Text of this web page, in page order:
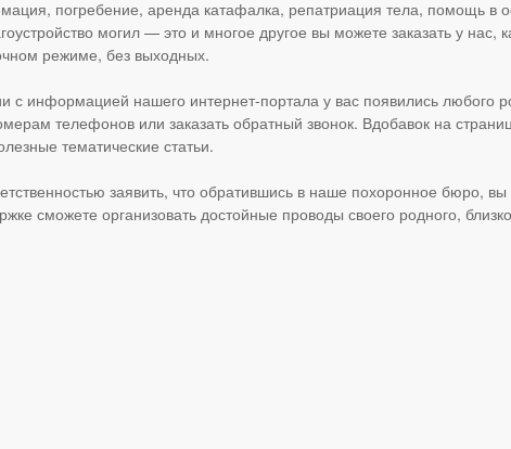
погребение, аренда катафалка, репатриация тела, помощь
могил — это и многое другое вы можете заказать у
режиме, без выходных.
с информацией нашего интернет-портала у вас появились любого
телефонов или заказать обратный звонок. Вдобавок на
тематические статьи.
заявить, что обратившись в наше похоронное бюро, вы
сможете организовать достойные проводы своего родного,